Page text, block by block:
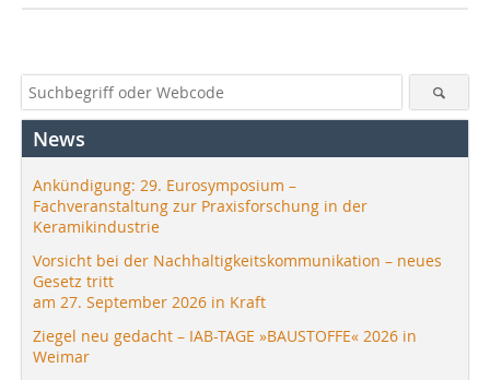
News
Ankündigung: 29. Eurosymposium –
Fachveranstaltung zur Praxisforschung in der
Keramikindustrie
Vorsicht bei der Nachhaltigkeitskommunikation – neues
Gesetz tritt
am 27. September 2026 in Kraft
Ziegel neu gedacht – IAB-TAGE »BAUSTOFFE« 2026 in
Weimar